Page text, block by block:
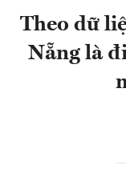
Theo dữ
Nẵng là